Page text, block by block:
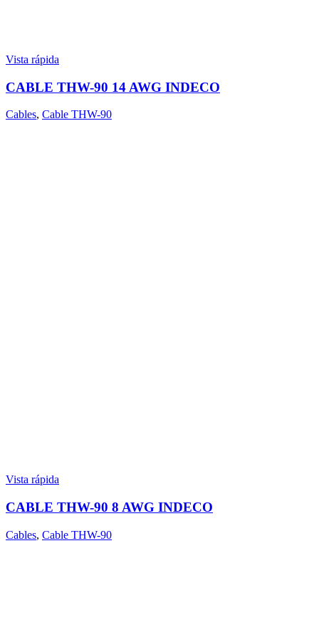
Vista rápida
CABLE THW-90 14 AWG INDECO
Cables, Cable THW-90
Vista rápida
CABLE THW-90 8 AWG INDECO
Cables, Cable THW-90